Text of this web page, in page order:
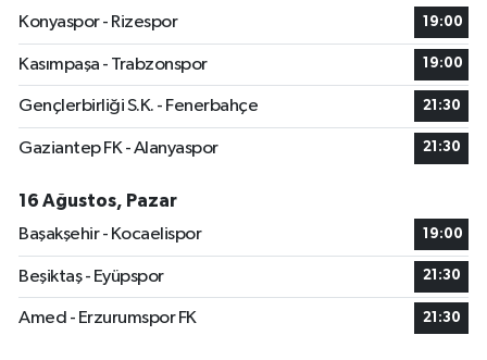
Konyaspor - Rizespor
19:00
Kasımpaşa - Trabzonspor 19:00
Gençlerbirliği S.K. - Fenerbahçe 21:30
Gaziantep FK - Alanyaspor 21:30
16 Ağustos, Pazar
Başakşehir - Kocaelispor
19:00
Beşiktaş - Eyüpspor 21:30
Amed - Erzurumspor FK 21:30